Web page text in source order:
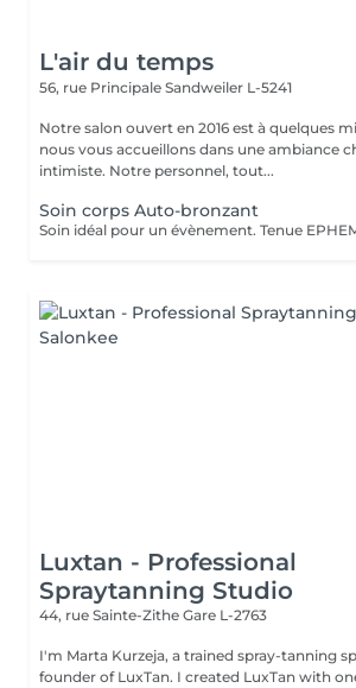
L'air du temps
56, rue Principale Sandweiler L-5241
Notre salon ouvert en 2016 est à quelques
nous vous accueillons dans une ambiance
intimiste. Notre personnel, tout...
Soin corps Auto-bronzant
Luxtan - Professional
Spraytanning Studio
44, rue Sainte-Zithe Gare L-2763
I'm Marta Kurzeja, a trained spray-tanning
founder of LuxTan. I created LuxTan with one simple goal in